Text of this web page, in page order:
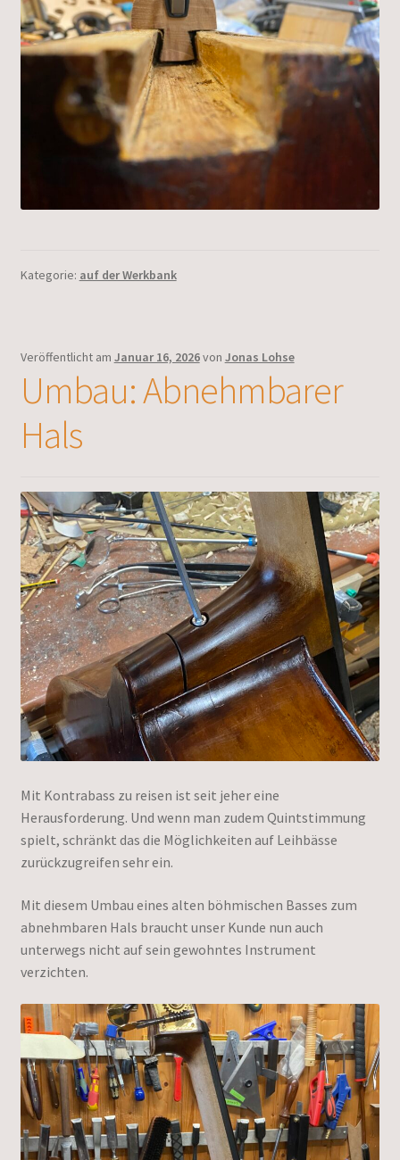
Kategorie: auf der Werkbank
Veröffentlicht am Januar 16, 2026von Jonas Lohse
Umbau: Abnehmbarer
Hals
Mit Kontrabass zu reisen ist seit jeher eine
Herausforderung. Und wenn man zudem Quintstimmung
spielt, schränkt das die Möglichkeiten auf Leihbässe
zurückzugreifen sehr ein.
Mit diesem Umbau eines alten böhmischen Basses zum
abnehmbaren Hals braucht unser Kunde nun auch
unterwegs nicht auf sein gewohntes Instrument
verzichten.